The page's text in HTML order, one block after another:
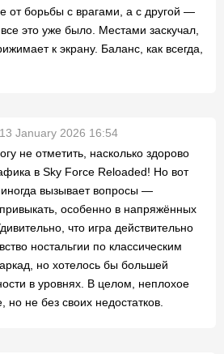
от борьбы с врагами, а с другой —
все это уже было. Местами заскучал,
к экрану. Баланс, как всегда,
13 January 2026 16:54
не отметить, насколько здорово
в Sky Force Reloaded! Но вот
вызывает вопросы —
особенно в напряжённых
что игра действительно
ностальгии по классическим
но хотелось бы большей
в уровнях. В целом, неплохое
но не без своих недостатков.